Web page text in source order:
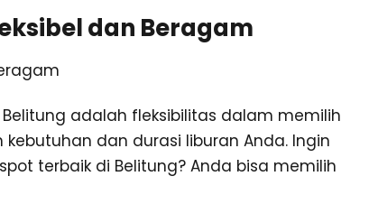
dan Beragam
adalah fleksibilitas dalam memilih
dan durasi liburan Anda. Ingin
terbaik di Belitung? Anda bisa memilih